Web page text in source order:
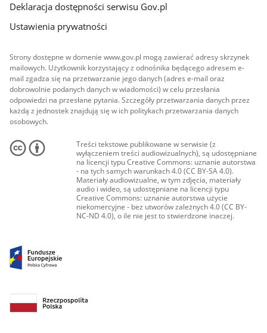
Deklaracja dostępności serwisu Gov.pl
Ustawienia prywatności
Strony dostępne w domenie www.gov.pl mogą zawierać adresy skrzynek
mailowych. Użytkownik korzystający z odnośnika będącego adresem e-
mail zgadza się na przetwarzanie jego danych (adres e-mail oraz
dobrowolnie podanych danych w wiadomości) w celu przesłania
odpowiedzi na przesłane pytania. Szczegóły przetwarzania danych przez
każdą z jednostek znajdują się w ich politykach przetwarzania danych
osobowych.
Treści tekstowe publikowane w serwisie (z
wyłączeniem treści audiowizualnych), są udostępniane
na licencji typu Creative Commons: uznanie autorstwa
- na tych samych warunkach 4.0 (CC BY-SA 4.0).
Materiały audiowizualne, w tym zdjęcia, materiały
audio i wideo, są udostępniane na licencji typu
Creative Commons: uznanie autorstwa użycie
niekomercyjne - bez utworów zależnych 4.0 (CC BY-
NC-ND 4.0), o ile nie jest to stwierdzone inaczej.